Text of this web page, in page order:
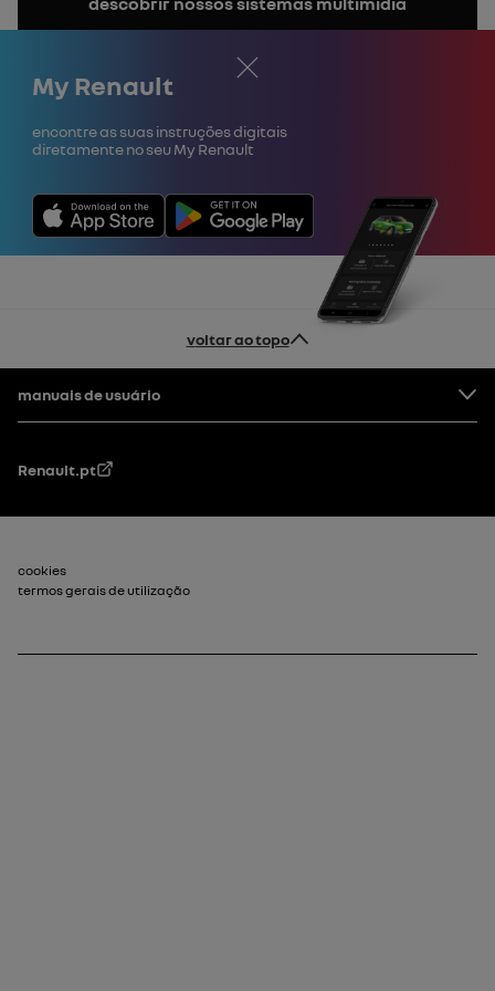
manual
Fechar
My Renault
Encontre as suas instruções digitais
diretamente no seu My Renault
voltar ao topo
Rodapé
manuais de usuário
Renault.pt
Rodapé_2
cookies
termos gerais de utilização